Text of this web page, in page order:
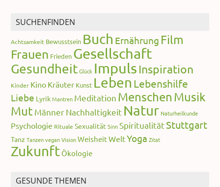
SUCHENFINDEN
Achtsamkeit Bewusstsein Buch Ernährung Film
Frauen Frieden Gesellschaft
Gesundheit Glück Impuls Inspiration
Kinder Kino Kräuter Kunst Leben Lebenshilfe
Liebe Lyrik Mantren Meditation Menschen Musik
Mut MännerNachhaltigkeit Natur Naturheilkunde
Psychologie Rituale Sexualität Sinn SpiritualitätStuttgart
Tanz Tanzen vegan Vision WeisheitWeltYoga Zitat
Zukunft Ökologie
GESUNDE THEMEN